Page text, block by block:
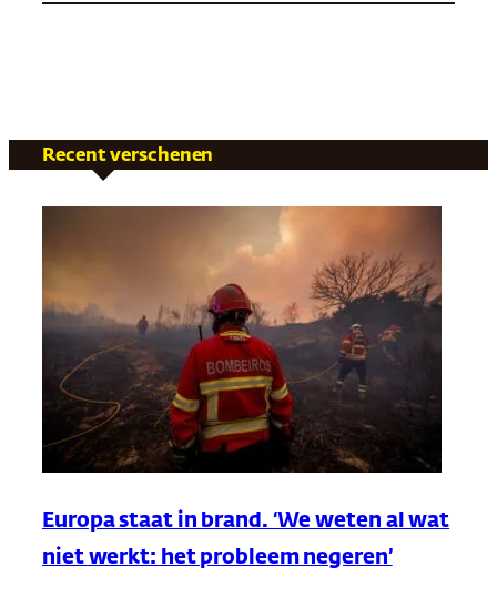
Recent verschenen
Europa staat in brand. ‘We weten al wat
niet werkt: het probleem negeren’